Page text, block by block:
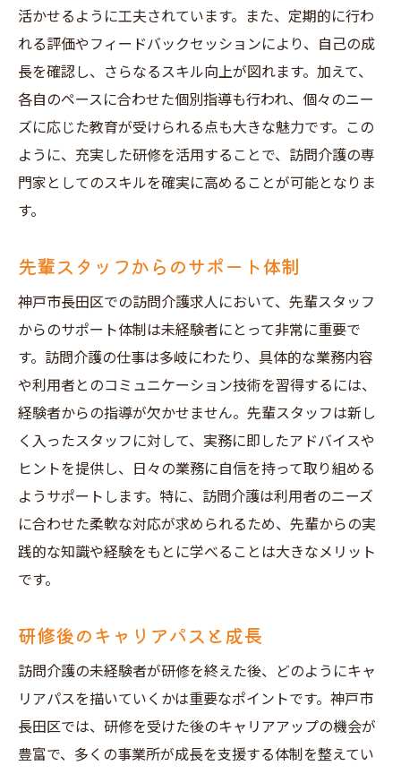
活かせるように工夫されています。また、定期的に行わ
れる評価やフィードバックセッションにより、自己の成
長を確認し、さらなるスキル向上が図れます。加えて、
各自のペースに合わせた個別指導も行われ、個々のニー
ズに応じた教育が受けられる点も大きな魅力です。この
ように、充実した研修を活用することで、訪問介護の専
門家としてのスキルを確実に高めることが可能となりま
す。
先輩スタッフからのサポート体制
神戸市長田区での訪問介護求人において、先輩スタッフ
からのサポート体制は未経験者にとって非常に重要で
す。訪問介護の仕事は多岐にわたり、具体的な業務内容
や利用者とのコミュニケーション技術を習得するには、
経験者からの指導が欠かせません。先輩スタッフは新し
く入ったスタッフに対して、実務に即したアドバイスや
ヒントを提供し、日々の業務に自信を持って取り組める
ようサポートします。特に、訪問介護は利用者のニーズ
に合わせた柔軟な対応が求められるため、先輩からの実
践的な知識や経験をもとに学べることは大きなメリット
です。
研修後のキャリアパスと成長
訪問介護の未経験者が研修を終えた後、どのようにキャ
リアパスを描いていくかは重要なポイントです。神戸市
長田区では、研修を受けた後のキャリアアップの機会が
豊富で、多くの事業所が成長を支援する体制を整えてい